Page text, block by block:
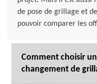
de pose de grillage et
pouvoir comparer les
Comment choisir
changement de